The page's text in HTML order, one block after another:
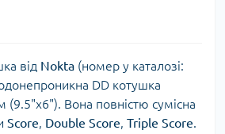
від Nokta (номер у каталозі:
DD котушка
(9.5"x6"). Вона повністю сумісна
Score, Double Score, Triple Score.